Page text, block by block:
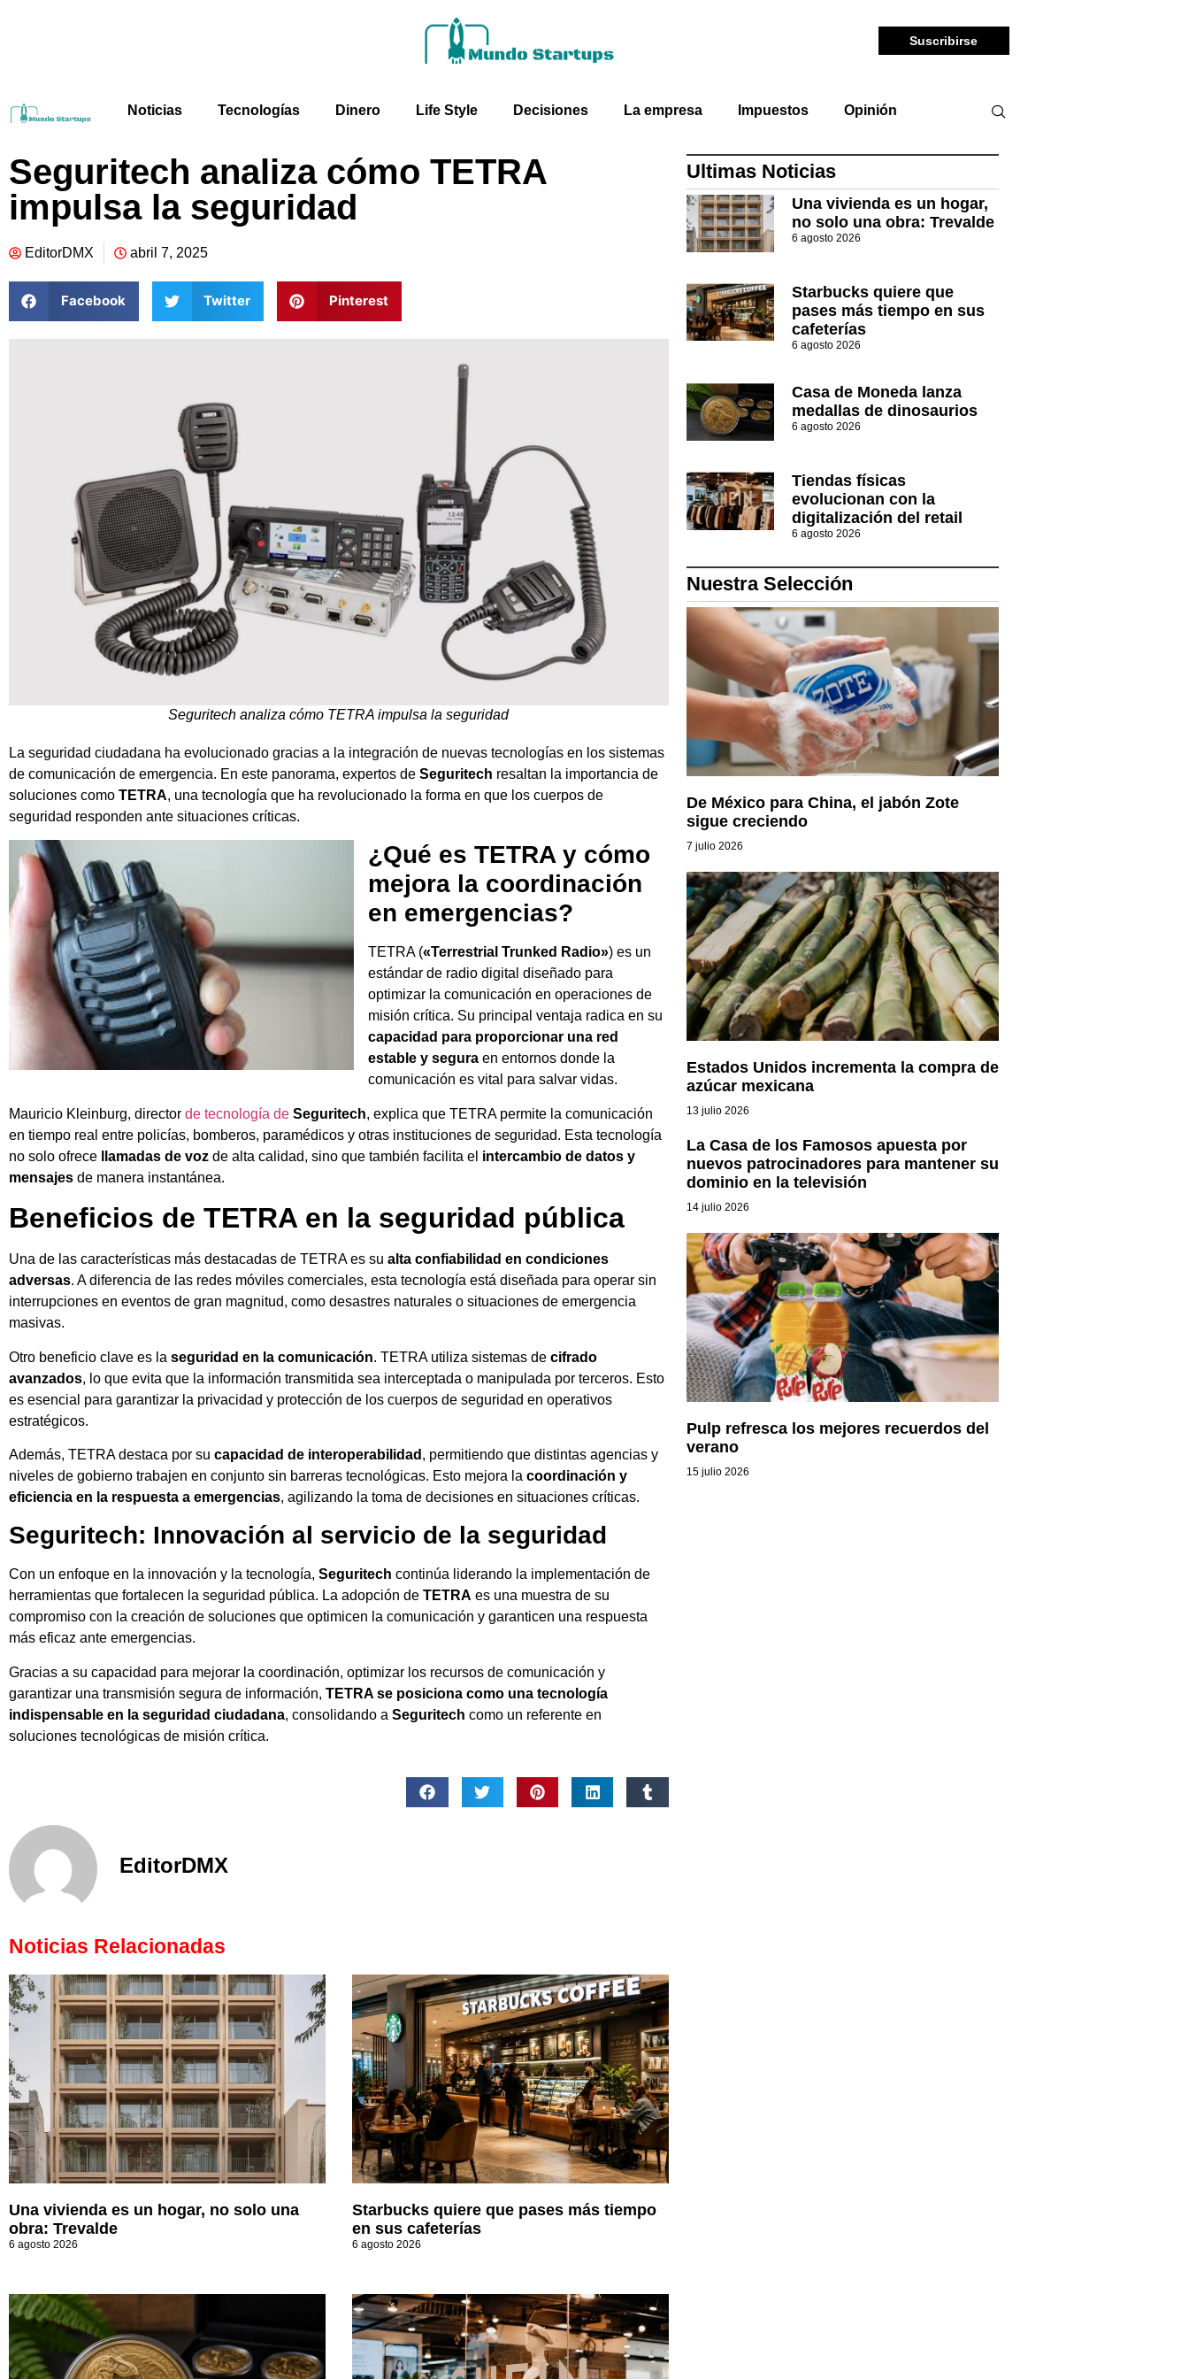
Suscribirse
Noticias Tecnologías Dinero Life Style Decisiones La empresa Impuestos Opinión
Seguritech analiza cómo TETRA
impulsa la seguridad
EditorDMX abril 7, 2025
Facebook Twitter Pinterest
Seguritech analiza cómo TETRA impulsa la seguridad
La seguridad ciudadana ha evolucionado gracias a la integración de nuevas tecnologías en los sistemas
de comunicación de emergencia. En este panorama, expertos de Seguritech resaltan la importancia de
soluciones como TETRA, una tecnología que ha revolucionado la forma en que los cuerpos de
seguridad responden ante situaciones críticas.
¿Qué es TETRA y cómo
mejora la coordinación
en emergencias?
TETRA («Terrestrial Trunked Radio») es un
estándar de radio digital diseñado para
optimizar la comunicación en operaciones de
misión crítica. Su principal ventaja radica en su
capacidad para proporcionar una red
estable y segura en entornos donde la
comunicación es vital para salvar vidas.
Mauricio Kleinburg, director de tecnología de Seguritech, explica que TETRA permite la comunicación
en tiempo real entre policías, bomberos, paramédicos y otras instituciones de seguridad. Esta tecnología
no solo ofrece
llamadas de voz de alta calidad, sino que también facilita el intercambio de datos y
mensajes de manera instantánea.
Beneficios de TETRA en la seguridad pública
Una de las características más destacadas de TETRA es su alta confiabilidad en condiciones
adversas. A diferencia de las redes móviles comerciales, esta tecnología está diseñada para operar sin
interrupciones en eventos de gran magnitud, como desastres naturales o situaciones de emergencia
masivas.
Otro beneficio clave es la seguridad en la comunicación. TETRA utiliza sistemas de cifrado
avanzados, lo que evita que la información transmitida sea interceptada o manipulada por terceros. Esto
es esencial para garantizar la privacidad y protección de los cuerpos de seguridad en operativos
estratégicos.
Además, TETRA destaca por su capacidad de interoperabilidad , permitiendo que distintas agencias y
niveles de gobierno trabajen en conjunto sin barreras tecnológicas. Esto mejora la coordinación y
eficiencia en la respuesta a emergencias, agilizando la toma de decisiones en situaciones críticas.
Seguritech: Innovación al servicio de la seguridad
Con un enfoque en la innovación y la tecnología, Seguritech continúa liderando la implementación de
herramientas que fortalecen la seguridad pública. La adopción de TETRA es una muestra de su
compromiso con la creación de soluciones que optimicen la comunicación y garanticen una respuesta
más eficaz ante emergencias.
Gracias a su capacidad para mejorar la coordinación, optimizar los recursos de comunicación y
garantizar una transmisión segura de información, TETRA se posiciona como una tecnología
indispensable en la seguridad ciudadana, consolidando a Seguritech como un referente en
soluciones tecnológicas de misión crítica.
EditorDMX
Noticias Relacionadas
Una vivienda es un hogar, no solo una
obra: Trevalde
6 agosto 2026
Starbucks quiere que pases más tiempo
en sus cafeterías
6 agosto 2026
Ultimas Noticias
Una vivienda es un hogar,
no solo una obra: Trevalde
6 agosto 2026
Starbucks quiere que
pases más tiempo en sus
cafeterías
6 agosto 2026
Casa de Moneda lanza
medallas de dinosaurios
6 agosto 2026
Tiendas físicas
evolucionan con la
digitalización del retail
6 agosto 2026
Nuestra Selección
De México para China, el jabón Zote
sigue creciendo
7 julio 2026
Estados Unidos incrementa la compra de
azúcar mexicana
13 julio 2026
La Casa de los Famosos apuesta por
nuevos patrocinadores para mantener su
dominio en la televisión
14 julio 2026
Pulp refresca los mejores recuerdos del
verano
15 julio 2026